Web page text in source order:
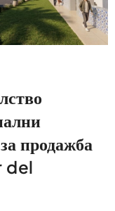
продажба
del